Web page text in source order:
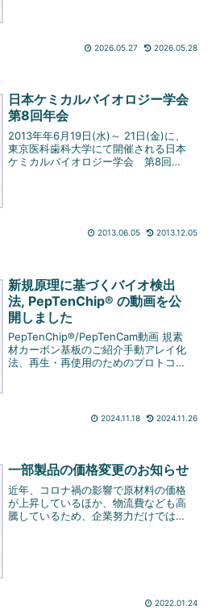
る事無しに、微量の胃液サンプルをパ
2026.05.27 2026.05.28
日本ケミカルバイオロジー学会
第8回年会
2013年年6月19日(水)～ 21日(金)に、
東京医科歯科大学にて開催される日本
ケミカルバイオロジー学会 第8回年
2013.06.05 2013.12.05
新規原理に基づくバイオ検出
法, PepTenChip® の動画を公
開しました
PepTenChip®/PepTenCam動画 規素
材カーボン基板のご紹介手動アレイ化
法、再生・再使用のためのプロトコル
きます。 疾患モデ...2024.11.18 2024.11.26
一部製品の価格変更のお知らせ
近年、コロナ禍の影響で原材料の価格
が上昇しているほか、物流費なども高
騰しているため、企業努力だけでは価
2022.01.24